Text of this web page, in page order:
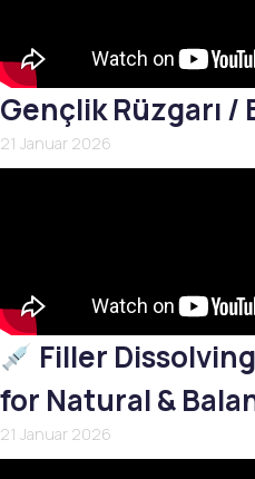
Gençlik Rüzgarı /
21 Januar 2026
Filler
for Natural &
21 Januar 2026